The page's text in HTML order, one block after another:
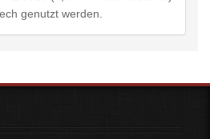
genutzt werden.